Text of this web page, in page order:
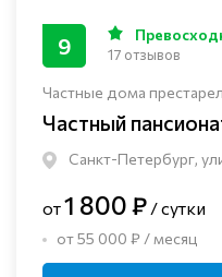
Частные дома
Частный
Санкт-Петербург,
9 17 отзывов
от1 800 ₽ / сутки
от 55 000 ₽ / месяц